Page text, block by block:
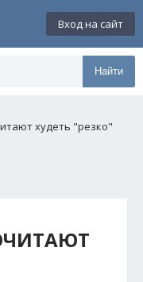
Вход на сайт
Найти
худеть "резко"